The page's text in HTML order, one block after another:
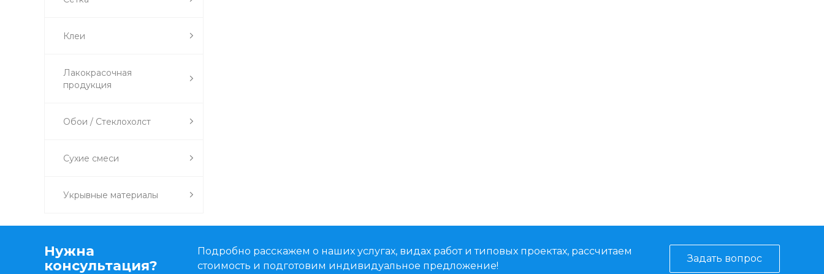
Клеи
Лакокрасочная
продукция
Обои / Стеклохолст
Сухие смеси
Укрывные материалы
Нужна
консультация?
Подробно расскажем о наших услугах, видах работ и типовых проектах, рассчитаем
стоимость и подготовим индивидуальное предложение!
Задать вопрос